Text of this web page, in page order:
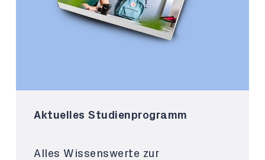
Aktuelles Studienprogramm
Alles Wissenswerte zur